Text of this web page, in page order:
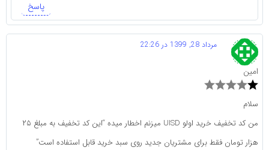
پاسخ
امین
مرداد 28, 1399 در 22:26
سلام
من کد تخفیف خرید اولو UISD میزنم اخطار میده “این کد تخفیف به مبلغ ۲۵
هزار تومان فقط برای مشتریان جدید روی سبد خرید قابل استفاده است”